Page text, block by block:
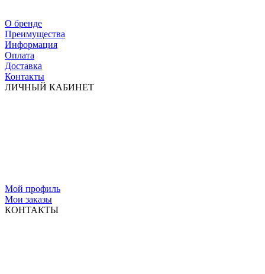
О бренде
Преимущества
Информация
Оплата
Доставка
Контакты
ЛИЧНЫЙ КАБИНЕТ
Мой профиль
Мои заказы
КОНТАКТЫ